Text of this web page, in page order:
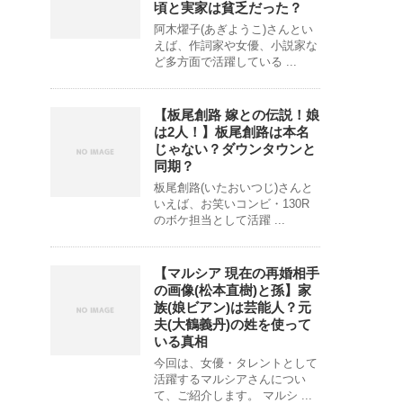
頃と実家は貧乏だった？
阿木燿子(あぎようこ)さんとい
えば、作詞家や女優、小説家な
ど多方面で活躍している ...
【板尾創路 嫁との伝説！娘
は2人！】板尾創路は本名
じゃない？ダウンタウンと
同期？
板尾創路(いたおいつじ)さんと
いえば、お笑いコンビ・130R
のボケ担当として活躍 ...
【マルシア 現在の再婚相手
の画像(松本直樹)と孫】家
族(娘ビアン)は芸能人？元
夫(大鶴義丹)の姓を使って
いる真相
今回は、女優・タレントとして
活躍するマルシアさんについ
て、ご紹介します。 マルシ ...